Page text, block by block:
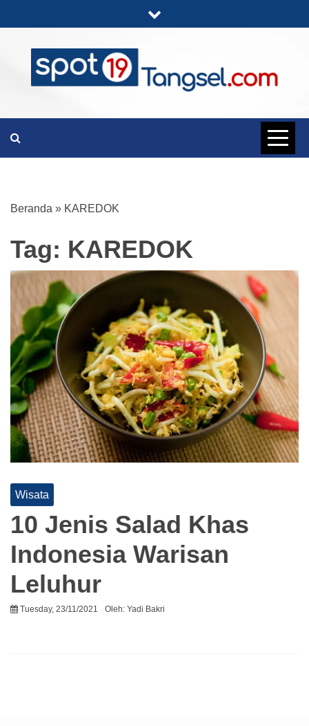
to
content
SPOT19
Beranda » KAREDOK
Tag: KAREDOK
Wisata
10 Jenis Salad Khas
Indonesia Warisan
Leluhur
Tuesday, 23/11/2021 Oleh: Yadi Bakri